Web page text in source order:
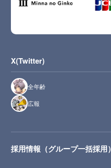
X(Twitter)
全年齢
広報
採用情報（グループ一括採用）